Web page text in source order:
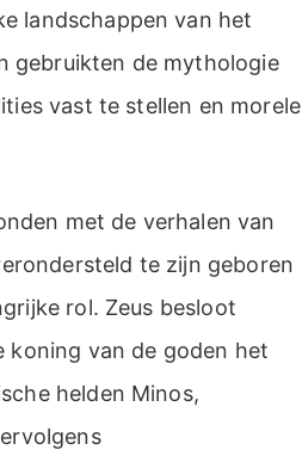
landschappen van het
gebruikten de mythologie
vast te stellen en morele
met de verhalen van
te zijn geboren
rol. Zeus besloot
koning van de goden het
helden Minos,